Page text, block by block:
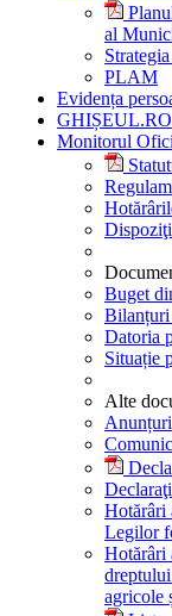
al
PLAM
Evidența
GHIȘEUL.RO
Monitorul
Buget
Bilanțuri
Datoria
Situație
Alte
Anunțuri
Hotărâri
Legilor
Hotărâri
agricole